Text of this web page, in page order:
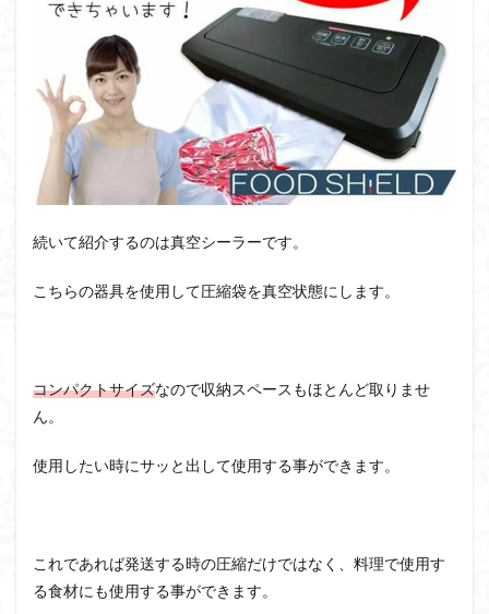
続いて紹介するのは真空シーラーです。
こちらの器具を使用して圧縮袋を真空状態にします。
コンパクトサイズなので収納スペースもほとんど取りませ
ん。
使用したい時にサッと出して使用する事ができます。
これであれば発送する時の圧縮だけではなく、料理で使用す
る食材にも使用する事ができます。